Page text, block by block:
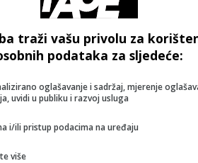
automobil se zabio u aparat za
policijskog uviđaja.
traži vašu privolu za
podataka za sljedeće:
oglašavanje i sadržaj, mjerenje
uvidi u publiku i razvoj usluga
i/ili pristup podacima na uređaju
više